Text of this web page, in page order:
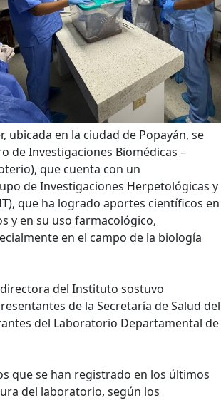
ubicada en la ciudad de Popayán, se
de Investigaciones Biomédicas –
que cuenta con un
de Investigaciones Herpetológicas y
que ha logrado aportes científicos en
y en su uso farmacológico,
en el campo de la biología
del Instituto sostuvo
de la Secretaría de Salud del
del Laboratorio Departamental de
que se han registrado en los últimos
del laboratorio, según los